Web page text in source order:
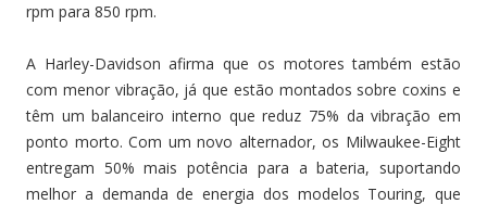
rpm para 850 rpm.
A Harley-Davidson afirma que os motores também estão
com menor vibração, já que estão montados sobre coxins e
têm um balanceiro interno que reduz 75% da vibração em
ponto morto. Com um novo alternador, os Milwaukee-Eight
entregam 50% mais potência para a bateria, suportando
melhor a demanda de energia dos modelos Touring, que